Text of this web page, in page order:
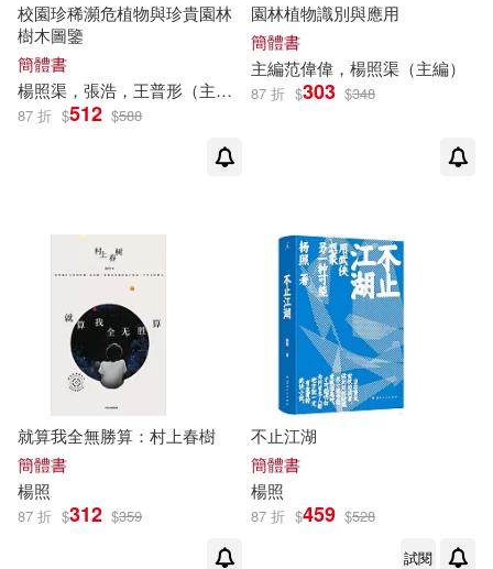
劉克襄(1) 劉金印 整理(1)
劉金印整理(1)
呂潤輝，楊照坤等(1)
唐湘岳，侯曉慧(1) 夏佩爾(1)
夢田文創/策劃製作、楊照/製作顧
問、夏佩爾、烏奴奴/撰稿(1)
廖玉蕙(1) 張曼娟(1)
曹順慶，羅鷺（主編）(1)
九歌(2) 化學工業出版社(2)
左岸文化(2) 新星出版社(2)
棋茵(2)
科學出版社(2)
雲南人民出版社(2) 三聯(1)
上海交通大學出版社(1)
中國對外翻譯出版公司(1)
作者/演唱/譯/編/繪(305)
價格
範圍
校園珍稀瀕危植物與珍貴園林
樹木圖鑒
簡體書
楊照渠，張浩，王普形（主編）
87 折 $512 $588
園林植物識別與應用
簡體書
主編范偉偉， 楊照渠（主編）
87 折 $303 $348
就算我全無勝算：村上春樹
簡體書
楊照
87 折 $312 $359
不止江湖
簡體書
楊照
87 折 $459 $528
試閱